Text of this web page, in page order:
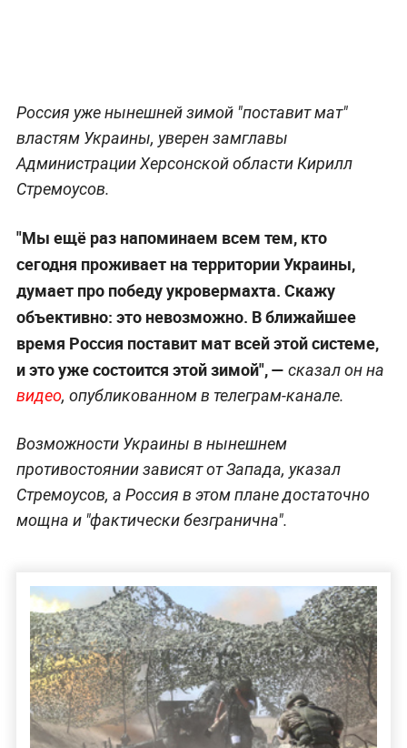
Россия уже нынешней зимой "поставит мат"
властям Украины, уверен замглавы
Администрации Херсонской области Кирилл
Стремоусов.
"Мы ещё раз напоминаем всем тем, кто
сегодня проживает на территории Украины,
думает про победу укровермахта. Скажу
объективно: это невозможно. В ближайшее
время Россия поставит мат всей этой системе,
и это уже состоится этой зимой", — сказал он на
видео, опубликованном в телеграм-канале.
Возможности Украины в нынешнем
противостоянии зависят от Запада, указал
Стремоусов, а Россия в этом плане достаточно
мощна и "фактически безгранична".